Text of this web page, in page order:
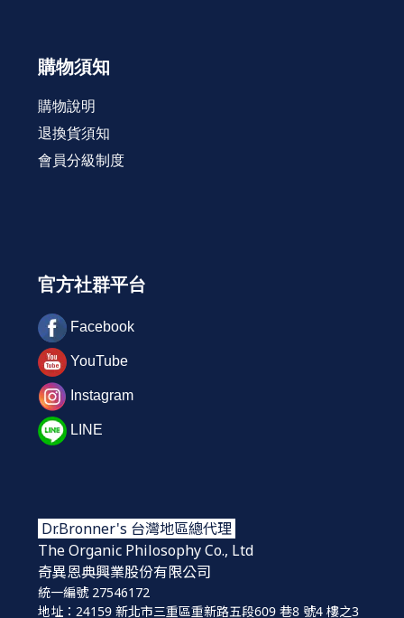
購物須知
購物說明
退換貨須知
會員分級制度
官方社群平台
Facebook
YouTube
Instagram
LINE
Dr.Bronner's 台灣地區總代理
The Organic Philosophy Co., Ltd
奇異恩典興業股份有限公司
統一編號 27546172
地址：24159 新北市三重區重新路五段609 巷8 號4 樓之3